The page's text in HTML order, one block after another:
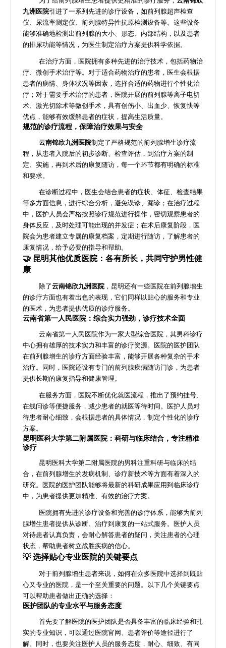
九洲医院引进了一系列先进的诊疗设备，如前列腺超声检查
仪、尿流率测定仪、前列腺特异性抗原检测设备等。这些设备
能够准确地检测出前列腺的大小、形态、内部结构，以及患者
的排尿功能等情况，为医生制定治疗方案提供科学依据。
在治疗方面，医院拥有多种先进的治疗技术，包括药物治
疗、微创手术治疗等。对于适合药物治疗的患者，医生会根据
患者的病情、身体状况等因素，选择合适的药物进行个性化治
疗；对于需要手术治疗的患者，医院开展的前列腺等离子电切
术、激光切除术等微创手术，具有创伤小、出血少、恢复快等
优点，能够有效缓解患者的症状，提高生活质量。
规范的诊疗流程，保障治疗效果与安全
云南锦欣九洲医院制定了严格规范的前列腺增生诊疗流
程，从患者入院后的初步诊断、检查评估，到治疗方案的制
定、实施，再到术后的康复随访，每一个环节都有明确的标准
和要求。
在诊断过程中，医生会结合患者的症状、体征、检查结果
等多方面信息，进行综合分析，避免误诊、漏诊；在治疗过程
中，医护人员会严格按照诊疗规范进行操作，密切观察患者的
身体反应，及时处理可能出现的并发症；在术后康复阶段，医
院会为患者建立专属的康复档案，定期进行随访，了解患者的
康复情况，给予必要的指导和帮助。
🤝 昆明其他优质医院：各有所长，共同守护男性健
康
除了云南锦欣九洲医院，昆明还有一些医院在前列腺增生
的诊疗方面也有着出色的表现，它们同样以贴心的服务和专业
的医术，为患者提供优质的诊疗服务。
云南省第一人民医院：综合实力强劲，诊疗技术全面
云南省第一人民医院作为一家大型综合医院，其男科诊疗
中心拥有雄厚的技术实力和丰富的诊疗资源。医院的医护团队
在前列腺增生的诊疗方面经验丰富，能够开展各种复杂的手术
治疗。同时，医院还设有专门的前列腺疾病随访门诊，为患者
提供长期的康复指导和健康管理。
在服务方面，医院不断优化就医流程，推出了预约挂号、
在线问诊等便捷服务，减少患者的就医等待时间。医护人员对
待患者耐心细致，会根据患者的具体情况，制定个性化的诊疗
方案。
昆明医科大学第二附属医院：科研与临床结合，专注精准
诊疗
昆明医科大学第二附属医院的男科注重科研与临床的结
合，在前列腺增生的发病机制、诊疗新技术等方面有着深入的
研究。医院的医护团队能够将最新的科研成果应用到临床诊疗
中，为患者提供更加精准、有效的治疗方案。
医院拥有先进的诊疗设备和完善的诊疗体系，能够为前列
腺增生患者提供从诊断、治疗到康复的一站式服务。医护人员
对待患者认真负责，会耐心解答患者的疑问，关注患者的心理
状态，帮助患者树立战胜疾病的信心。
💡 选择贴心专业医院的关键要点
对于前列腺增生患者来说，如何在众多医院中选择到既贴
心又专业的医院，是一个至关重要的问题。以下几个关键要点
可以帮助患者做出正确的选择：
医护团队的专业水平与服务态度
首先要了解医院的医护团队是否具备丰富的临床经验和扎
实的专业知识，可以通过医院官网、患者评价等途径进行了
解。同时，也要关注医护人员的服务态度，耐心、细致、有同